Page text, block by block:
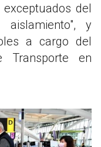
del
y
a cargo del
Transporte en